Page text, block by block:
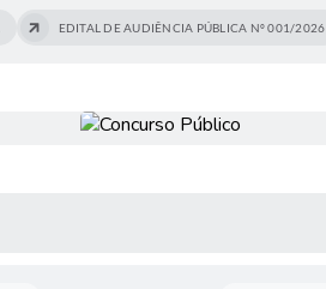
EDITAL DE AUDIÊNCIA PÚBLICA Nº 001/2026